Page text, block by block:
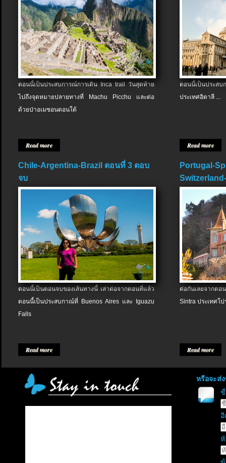
ตอนนี้เป็นประสบการณ์การเดิน Inca trail วันสุดท้าย
ไปถึงจุดหมายปลายทางที่ Machu Picchu และต่อ
ด้วยป่าอเมซอนตอนใต้
Read more
ตอนนี้เป็นประส
ประเทศอิตาลี ...
Read more
Chile-Argentina-Brazil ตอนที่ 3 ตอบ
จบ
ตอนนี้เป็นตอนจบของเส้นทางนี้ เล่าต่อจากตอนที่แล้ว
ตอนนี้เป็นประสบกาณ์ที่ Buenos Aires และ Iguazu
Falls
Read more
Portugal-
ต่อกันเลยจากต
Sintra ประเทศโป
Read more
หรือจะส่
อี
หั